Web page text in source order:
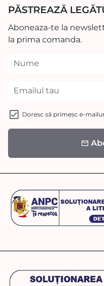
PĂSTREAZĂ
Aboneaza-te la
la prima comanda.
Doresc să primesc e-
email